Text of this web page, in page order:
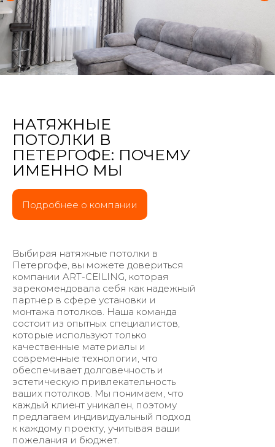
НАТЯЖНЫЕ
ПОТОЛКИ В
ПЕТЕРГОФЕ: ПОЧЕМУ
ИМЕННО МЫ
Подробнее о компании
Выбирая натяжные потолки в
Петергофе, вы можете довериться
компании ART-CEILING, которая
зарекомендовала себя как надежный
партнер в сфере установки и
монтажа потолков. Наша команда
состоит из опытных специалистов,
которые используют только
качественные материалы и
современные технологии, что
обеспечивает долговечность и
эстетическую привлекательность
ваших потолков. Мы понимаем, что
каждый клиент уникален, поэтому
предлагаем индивидуальный подход
к каждому проекту, учитывая ваши
пожелания и бюджет.